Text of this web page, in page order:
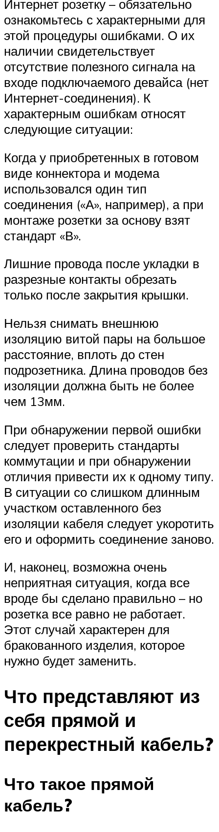
Интернет розетку – обязательно
ознакомьтесь с характерными для
этой процедуры ошибками. О их
наличии свидетельствует
отсутствие полезного сигнала на
входе подключаемого девайса (нет
Интернет-соединения). К
характерным ошибкам относят
следующие ситуации:
Когда у приобретенных в готовом
виде коннектора и модема
использовался один тип
соединения («А», например), а при
монтаже розетки за основу взят
стандарт «В».
Лишние провода после укладки в
разрезные контакты обрезать
только после закрытия крышки.
Нельзя снимать внешнюю
изоляцию витой пары на большое
расстояние, вплоть до стен
подрозетника. Длина проводов без
изоляции должна быть не более
чем 13мм.
При обнаружении первой ошибки
следует проверить стандарты
коммутации и при обнаружении
отличия привести их к одному типу.
В ситуации со слишком длинным
участком оставленного без
изоляции кабеля следует укоротить
его и оформить соединение заново.
И, наконец, возможна очень
неприятная ситуация, когда все
вроде бы сделано правильно – но
розетка все равно не работает.
Этот случай характерен для
бракованного изделия, которое
нужно будет заменить.
Что представляют из
себя прямой и
перекрестный кабель?
Что такое прямой
кабель?